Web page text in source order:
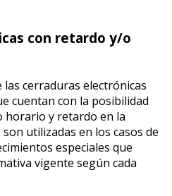
con retardo y/o
las cerraduras electrónicas
cuentan con la posibilidad
horario y retardo en la
utilizadas en los casos de
especiales que
vigente según cada